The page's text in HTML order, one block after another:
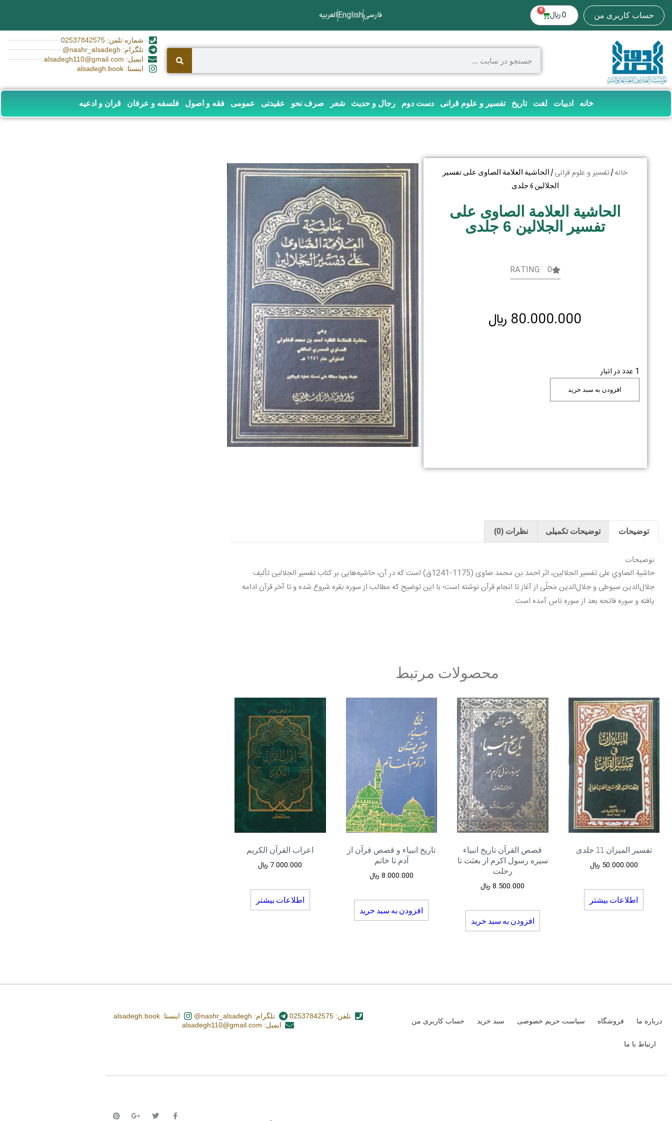
حساب کاربری من 0 ﷼ 0 فارسیEnglishالعربیه
شماره تلفن: 02537842575
تلگرام: nashr_alsadegh@
ایمیل: alsadegh110@gmail.com
اینستا: alsadegh.book
خانه ادبیات لغت تاریخ تفسیر و علوم قرانی دست دوم رجال و حدیث شعر صرف نحو عقیدتی عمومی فقه و اصول فلسفه و عرفان قران و ادعیه
خانه/تفسیر و علوم قرانی/ الحاشیة العلامة الصاوی علی تفسیر
الجلالین 6 جلدی
الحاشیة العلامة الصاوی علی
تفسیر الجلالین 6 جلدی
RATING: 0
80.000.000 ﷼
1 عدد در انبار
افزودن به سبد خرید
توضیحات توضیحات تکمیلی نظرات (0)
توضیحات
حاشية الصاوي على تفسير الجلالين، اثر احمد بن محمد صاوى (1175-1241ق) است كه در آن، حاشيه‌هايى بر كتاب تفسير الجلالين تأليف
جلال‌الدين سيوطى و جلال‌الدين مَحلّى از آغاز تا انجام قرآن نوشته است؛ با اين توضيح كه مطالب از سوره بقره شروع شده و تا آخر قرآن ادامه
يافته و سوره فاتحه بعد از سوره ناس آمده است.
محصولات مرتبط
تفسیر المیزان 11 جلدی
50.000.000 ﷼
اطلاعات بیشتر
قصص القرآن تاریخ انبیاء
سیره رسول اکرم از بعثت تا
رحلت
8.500.000 ﷼
افزودن به سبد خرید
تاریخ انبیاء و قصص قرآن از
آدم تا خاتم
8.000.000 ﷼
افزودن به سبد خرید
اعراب القرآن الکریم
7.000.000 ﷼
اطلاعات بیشتر
درباره ما فروشگاه سیاست حریم خصوصی سبد خرید حساب کاربری من
ارتباط با ما
تلفن: 02537842575 تلگرام: nashr_alsadegh@
اینستا: alsadegh.book
ایمیل: alsadegh110@gmail.com